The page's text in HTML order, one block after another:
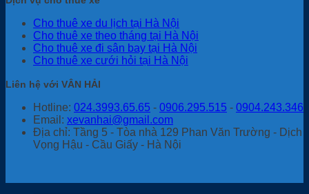
Cho thuê xe du lịch tại Hà Nội
Cho thuê xe theo tháng tại Hà Nội
Cho thuê xe đi sân bay tại Hà Nội
Cho thuê xe cưới hỏi tại Hà Nội
Liên hệ với VÂN HẢI
Hotline: 024.3993.65.65 - 0906.295.515 - 0904.243.346
Email: xevanhai@gmail.com
Địa chỉ: Tầng 5 - Tòa nhà 129 Phan Văn Trường - Dịch
Vọng Hậu - Cầu Giấy - Hà Nội